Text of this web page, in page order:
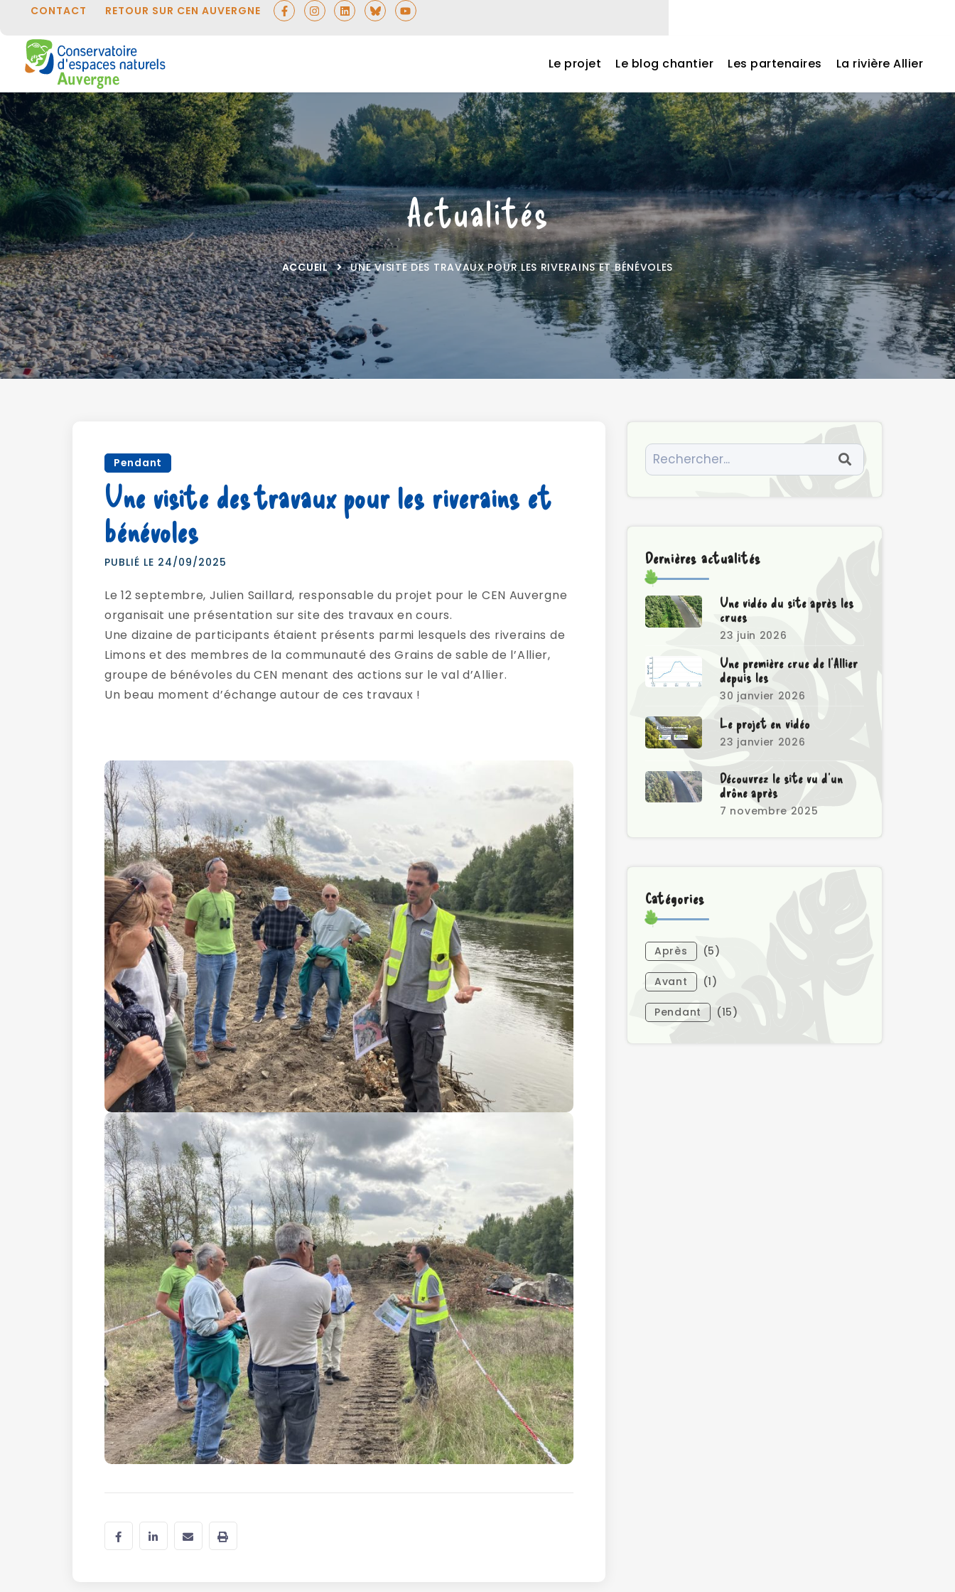
CONTACT RETOUR SUR CEN AUVERGNE
Le projet Le blog chantier Les partenaires La rivière Allier
Actualités
ACCUEIL UNE VISITE DES TRAVAUX POUR LES RIVERAINS ET BÉNÉVOLES
Pendant
Une visite des travaux pour les riverains et
bénévoles
PUBLIÉ LE 24/09/2025
Le 12 septembre, Julien Saillard, responsable du projet pour le CEN Auvergne
organisait une présentation sur site des travaux en cours.
Une dizaine de participants étaient présents parmi lesquels des riverains de
Limons et des membres de la communauté des Grains de sable de l’Allier,
groupe de bénévoles du CEN menant des actions sur le val d’Allier.
Un beau moment d’échange autour de ces travaux !
Dernières actualités
Une vidéo du site après les
crues
23 juin 2026
Une première crue de l’Allier
depuis les
30 janvier 2026
Le projet en vidéo
23 janvier 2026
Découvrez le site vu d’un
drône après
7 novembre 2025
Catégories
Après (5)
Avant (1)
Pendant (15)
Panneau de gestion des cookies